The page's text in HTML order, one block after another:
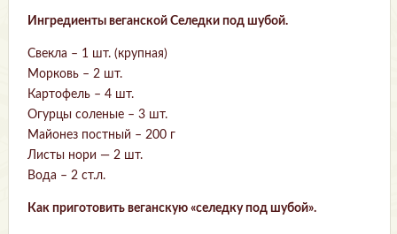
Ингредиенты веганской Селедки под шубой.
Свекла – 1 шт. (крупная)
Морковь – 2 шт.
Картофель – 4 шт.
Огурцы соленые – 3 шт.
Майонез постный – 200 г
Листы нори — 2 шт.
Вода – 2 ст.л.
Как приготовить веганскую «селедку под шубой».